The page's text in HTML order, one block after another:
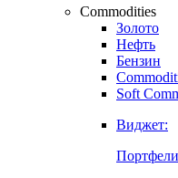
Commodities
Золото
Нефть
Бензин
Soft
Виджет: